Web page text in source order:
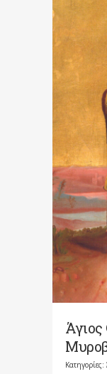
Κατηγορίες: